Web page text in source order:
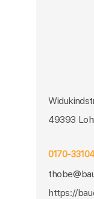
49393
0170-
https://